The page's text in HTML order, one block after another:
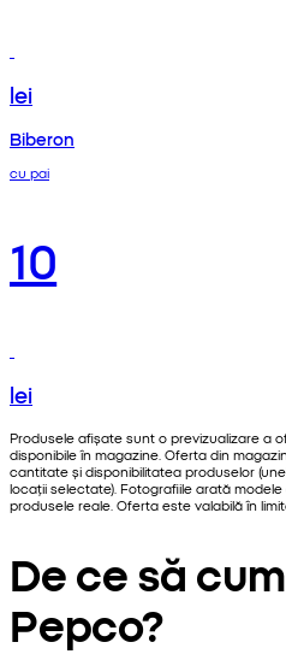
lei
Biberon
cu pai
10
lei
Produsele afișate sunt o previzualizare a
disponibile în magazine. Oferta din
cantitate și disponibilitatea produselor
locații selectate). Fotografiile arată
produsele reale. Oferta este valabilă în
De ce să
Pepco?